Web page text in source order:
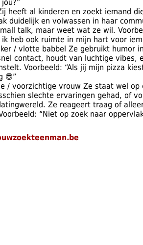
heeft al kinderen en zoekt iemand
duidelijk en volwassen in haar
talk, maar weet wat ze wil.
heb ook ruimte in mijn hart voor
/ vlotte babbel Ze gebruikt humor
contact, houdt van luchtige vibes,
Voorbeeld: “Als jij mijn pizza
😎”
/ voorzichtige vrouw Ze staat wel
slechte ervaringen gehad, of
Ze reageert traag of
“Niet op zoek naar